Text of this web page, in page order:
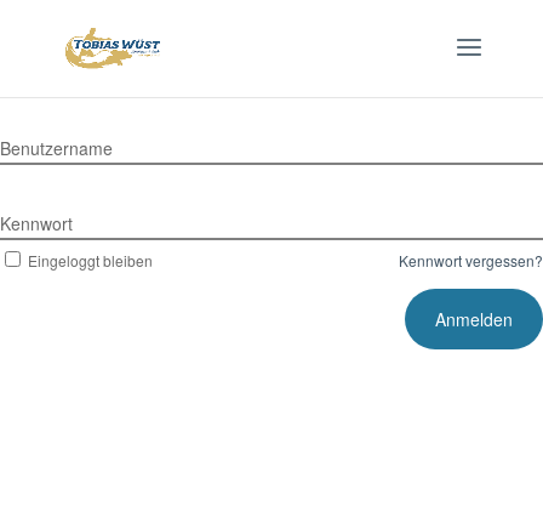
Benutzername
Kennwort
Eingeloggt bleiben Kennwort vergessen?